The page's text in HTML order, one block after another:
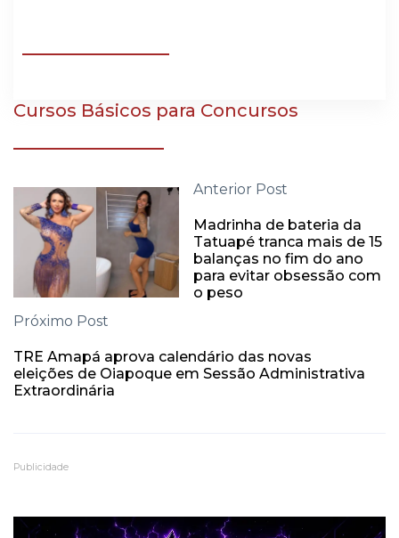
Cursos Básicos para Concursos
Anterior Post
Madrinha de bateria da
Tatuapé tranca mais de 15
balanças no fim do ano
para evitar obsessão com
o peso
Próximo Post
TRE Amapá aprova calendário das novas
eleições de Oiapoque em Sessão Administrativa
Extraordinária
Publicidade